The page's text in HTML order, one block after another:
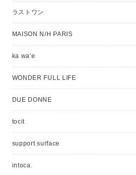
ラストワン
MAISON N/H PARIS
ka wa'e
WONDER FULL LIFE
DUE DONNE
tocit
support surface
intoca.